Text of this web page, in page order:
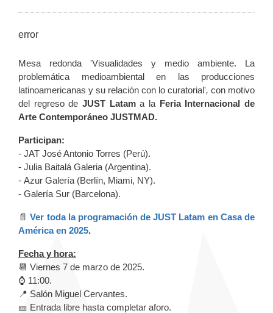
error
Mesa redonda 'Visualidades y medio ambiente. La
problemática medioambiental en las producciones
latinoamericanas y su relación con lo curatorial', con motivo
del regreso de JUST Latama la Feria Internacional de
Arte Contemporáneo JUSTMAD.
Participan:
- JAT José Antonio Torres (Perú).
- Julia Baitalá Galeria (Argentina).
- Azur Galería (Berlín, Miami, NY).
- Galería Sur (Barcelona).
📄Ver toda la programación de JUST Latam en Casa de
América en 2025.
Fecha y hora:
📆 Viernes 7 de marzo de 2025.
⌚ 11:00.
📍 Salón Miguel Cervantes.
🎫 Entrada libre hasta completar aforo.